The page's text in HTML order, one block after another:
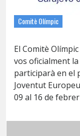
Comitè Olímpic
El Comitè
vos oficialment
participarà en el
Joventut
09 al 16 de